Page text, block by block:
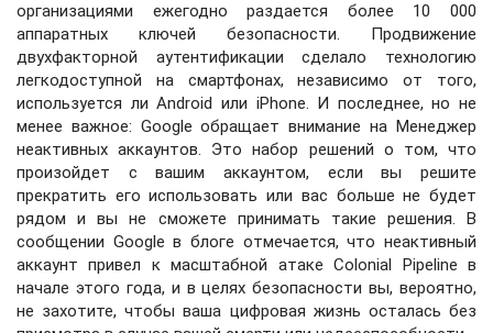
организациями ежегодно раздается более 10 000
аппаратных ключей безопасности. Продвижение
двухфакторной аутентификации сделало технологию
легкодоступной на смартфонах, независимо от того,
используется ли Android или iPhone. И последнее, но не
менее важное: Google обращает внимание на Менеджер
неактивных аккаунтов. Это набор решений о том, что
произойдет с вашим аккаунтом, если вы решите
прекратить его использовать или вас больше не будет
рядом и вы не сможете принимать такие решения. В
сообщении Google в блоге отмечается, что неактивный
аккаунт привел к масштабной атаке Colonial Pipeline в
начале этого года, и в целях безопасности вы, вероятно,
не захотите, чтобы ваша цифровая жизнь осталась без